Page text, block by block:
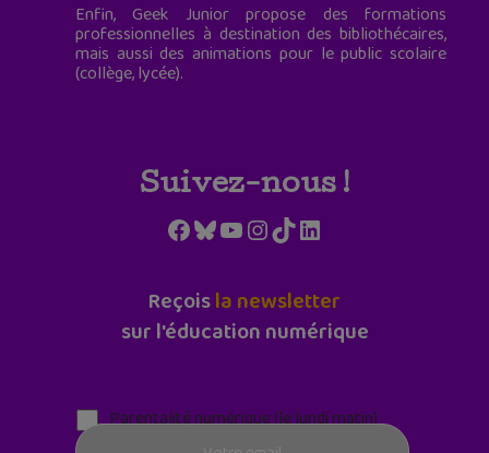
Enfin, Geek Junior propose des formations
professionnelles à destination des bibliothécaires,
mais aussi des animations pour le public scolaire
(collège, lycée).
Suivez-nous !
Facebook
Bluesky
YouTube
Instagram
TikTokLinkedIn
Reçoisla newsletter
sur l'éducation numérique
Parentalité numérique (le lundi matin)